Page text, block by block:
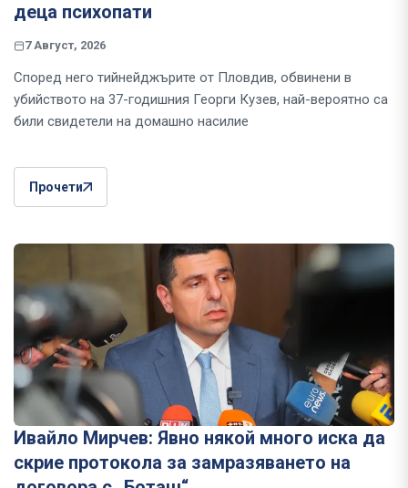
деца психопати
7 Август, 2026
Според него тийнейджърите от Пловдив, обвинени в
убийството на 37-годишния Георги Кузев, най-вероятно са
били свидетели на домашно насилие
Прочети
Ивайло Мирчев: Явно някой много иска да
скрие протокола за замразяването на